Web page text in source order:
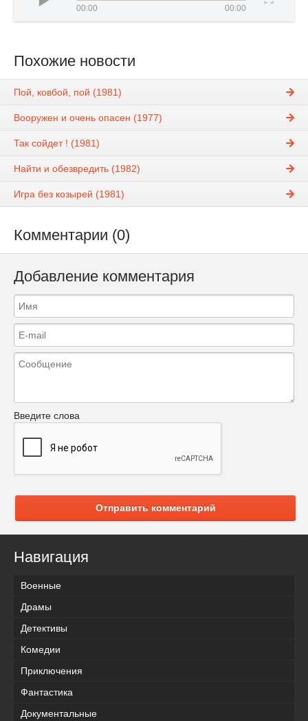
00:00 00:00
Похожие новости
Пой, ковбой, пой (1981)
Вооружен и очень опасен (1977)
Так сойдет ! (1981)
Найти и обезвредить (1982)
Игра без козырей (1981)
Комментарии (0)
Добавление комментария
Введите слова
Отправить комментарий
Навигация
Военные
Драмы
Детективы
Комедии
Приключения
Фантастика
Документальные